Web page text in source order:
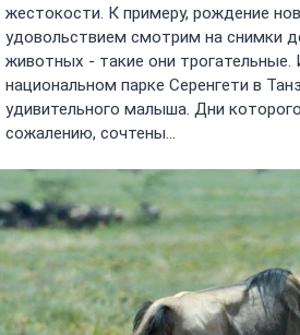
жестокости. К примеру, рождение
удовольствием смотрим на снимки
животных - такие они
национальном парке Серенгети в
удивительного малыша. Дни
сожалению, сочтены...